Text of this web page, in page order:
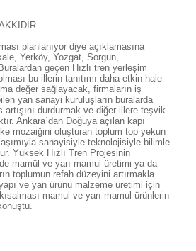
planlanıyor diye açıklamasına
Yerköy, Yozgat, Sorgun,
geçen Hızlı tren yerleşim
bu illerin tanıtımı daha etkin hale
değer sağlayacak, firmaların iş
yan sanayi kuruluşların buralarda
durdurmak ve diğer illere teşvik
Ankara´dan Doğuya açılan kapı
mozaiğini oluşturan toplum top yekun
sanayisiyle teknolojisiyle bilimle
Yüksek Hızlı Tren Projesinin
mamül ve yarı mamul üretimi ya da
toplumun refah düzeyini artırmakla
ve yan ürünü malzeme üretimi için
mamul ve yarı mamul ürünlerin